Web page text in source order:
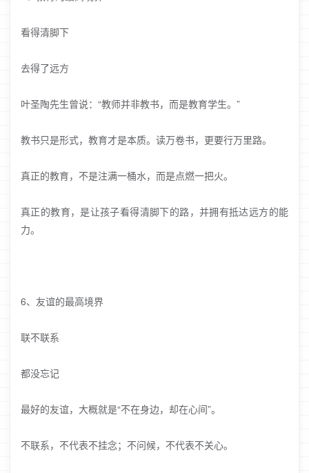
看得清脚下
去得了远方
叶圣陶先生曾说：“教师并非教书，而是教育学生。”
教书只是形式，教育才是本质。读万卷书，更要行万里路。
真正的教育，不是注满一桶水，而是点燃一把火。
真正的教育，是让孩子看得清脚下的路，并拥有抵达远方的能
力。
6、友谊的最高境界
联不联系
都没忘记
最好的友谊，大概就是“不在身边，却在心间”。
不联系，不代表不挂念；不问候，不代表不关心。